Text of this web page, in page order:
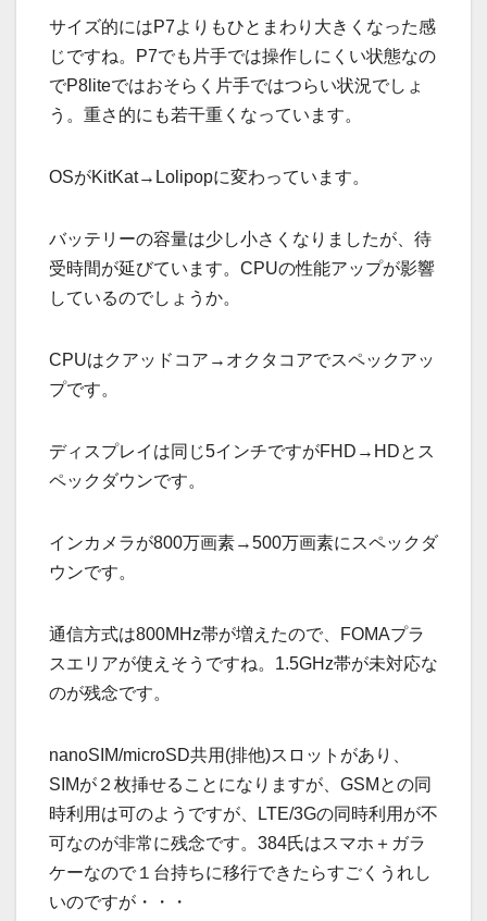
サイズ的にはP7よりもひとまわり大きくなった感
じですね。P7でも片手では操作しにくい状態なの
でP8liteではおそらく片手ではつらい状況でしょ
う。重さ的にも若干重くなっています。
OSがKitKat→Lolipopに変わっています。
バッテリーの容量は少し小さくなりましたが、待
受時間が延びています。CPUの性能アップが影響
しているのでしょうか。
CPUはクアッドコア→オクタコアでスペックアッ
プです。
ディスプレイは同じ5インチですがFHD→HDとス
ペックダウンです。
インカメラが800万画素→500万画素にスペックダ
ウンです。
通信方式は800MHz帯が増えたので、FOMAプラ
スエリアが使えそうですね。1.5GHz帯が未対応な
のが残念です。
nanoSIM/microSD共用(排他)スロットがあり、
SIMが２枚挿せることになりますが、GSMとの同
時利用は可のようですが、LTE/3Gの同時利用が不
可なのが非常に残念です。384氏はスマホ＋ガラ
ケーなので１台持ちに移行できたらすごくうれし
いのですが・・・